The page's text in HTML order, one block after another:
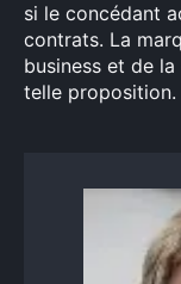
si le concédant
contrats. La
business et de
telle proposition.